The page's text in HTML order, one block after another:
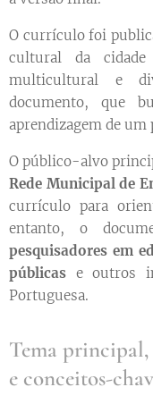
O currículo foi
cultural da
multicultural e
documento, que
aprendizagem de
O público-alvo
Rede Municipal de
currículo para
entanto, o
pesquisadores em
públicas e outros
Portuguesa.
Tema principal,
e conceitos-